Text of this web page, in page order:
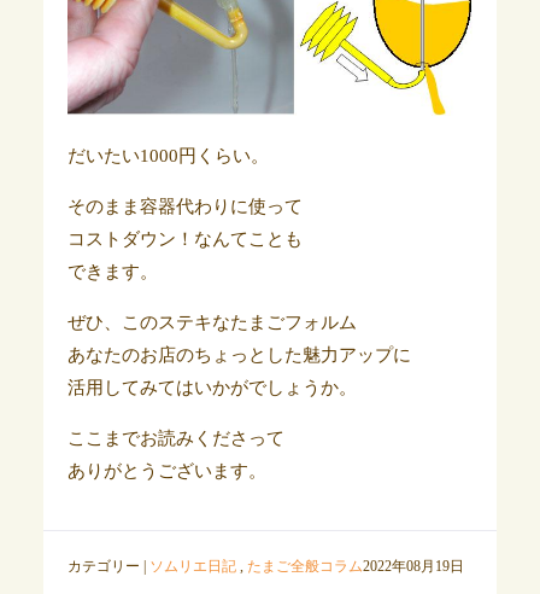
だいたい1000円くらい。
そのまま容器代わりに使って
コストダウン！なんてことも
できます。
ぜひ、このステキなたまごフォルム
あなたのお店のちょっとした魅力アップに
活用してみてはいかがでしょうか。
ここまでお読みくださって
ありがとうございます。
カテゴリー | ソムリエ日記, たまご全般コラム2022年08月19日